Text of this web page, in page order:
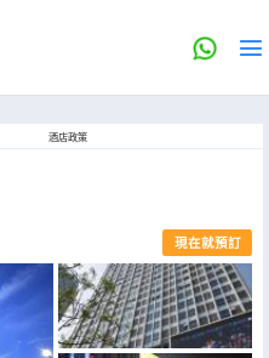
酒店政策
現在就預訂